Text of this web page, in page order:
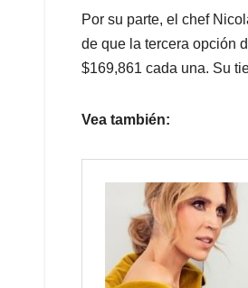
Por su parte, el chef
de que la tercera opción
$169,861 cada una. Su
Vea también: